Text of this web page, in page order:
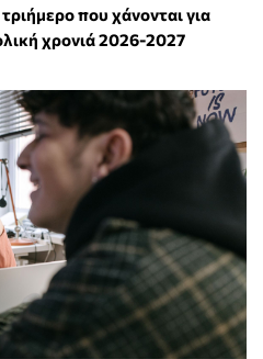
που χάνονται για
χρονιά 2026-2027